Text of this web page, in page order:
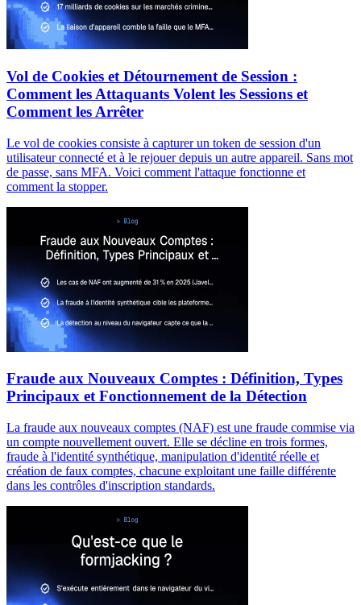
Vol de Cookies et Détournement de Session :
Comment les Attaquants Volent les Sessions et
Comment les Arrêter
Le vol de cookies consiste à capturer un token de session d'un
utilisateur connecté et à le rejouer depuis un autre appareil. Sans mot
de passe, sans MFA. Voici comment l'attaque fonctionne et
comment la stopper.
Fraude aux Nouveaux Comptes : Définition, Types
Principaux et Fonctionnement de la Détection
La fraude aux nouveaux comptes (NAF) est une fraude commise via
un compte nouvellement ouvert. Elle se décline en trois formes,
fraude à l'identité synthétique, manipulation d'identité réelle et
création de faux comptes, chacune exploitant une faille différente
dans les contrôles d'inscription standards.